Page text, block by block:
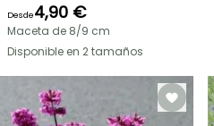
Desde4,90 €
Maceta de 8/9 cm
Disponible en 2 tamaños